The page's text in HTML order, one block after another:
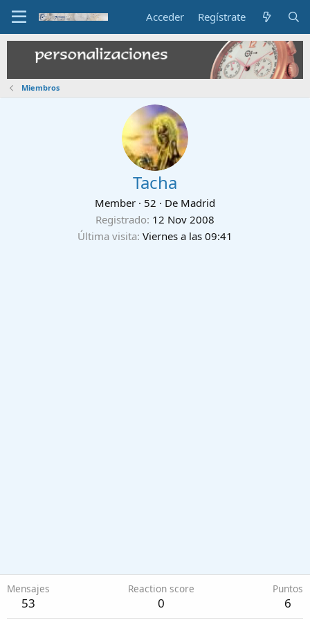
Acceder Regístrate
Miembros
Tacha
Member · 52 · De Madrid
Registrado 12 Nov 2008
Última visita Viernes a las 09:41
Mensajes
53
Reaction score
0
Puntos
6